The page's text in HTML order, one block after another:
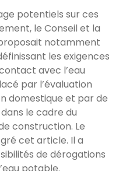
potentiels sur ces
le Conseil et la
notamment
les exigences
avec l’eau
par l’évaluation
domestique et par de
le cadre du
construction. Le
cet article. Il a
de dérogations